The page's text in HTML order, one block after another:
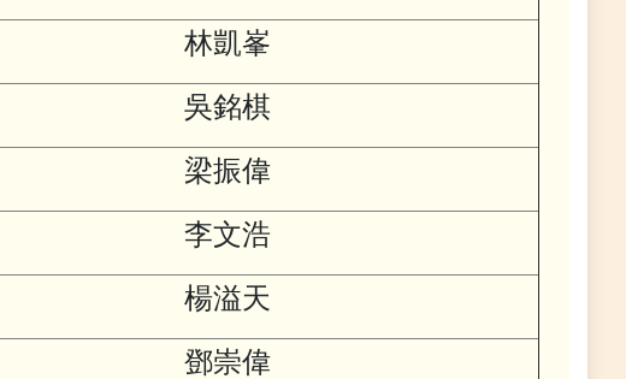
林凱峯
吳銘棋
梁振偉
李文浩
楊溢天
鄧崇偉